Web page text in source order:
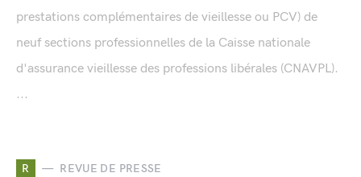
prestations complémentaires de vieillesse ou PCV) de
neuf sections professionnelles de la Caisse nationale
d'assurance vieillesse des professions libérales (CNAVPL).
...
R REVUE DE PRESSE